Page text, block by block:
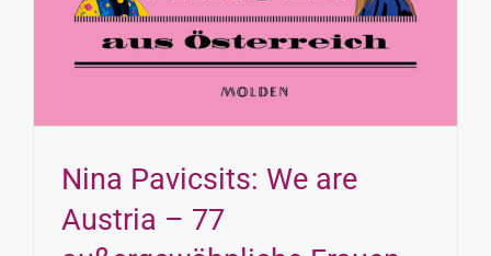
Nina Pavicsits: We are
Austria – 77